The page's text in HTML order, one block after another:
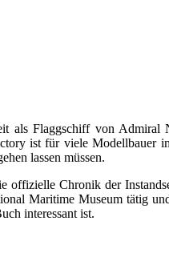
als Flaggschiff von Admiral
ist für viele Modellbauer
lassen müssen.
Chronik der
Maritime Museum tätig
interessant ist.